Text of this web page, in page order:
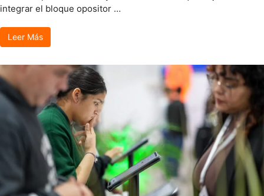
integrar el bloque opositor …
Leer Más